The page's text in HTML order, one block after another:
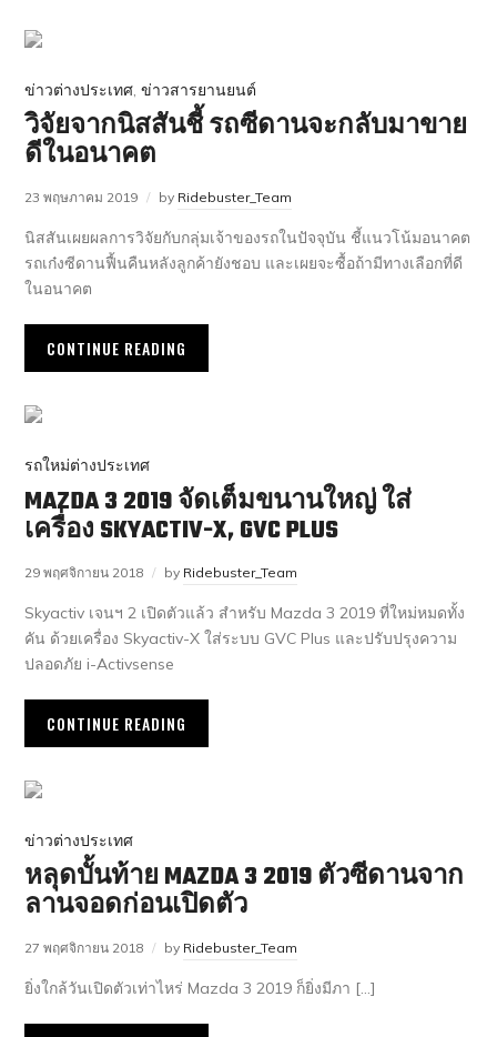
ข่าวต่างประเทศ,ข่าวสารยานยนต์
วิจัยจากนิสสันชี้ รถซีดานจะกลับมาขาย
ดีในอนาคต
23 พฤษภาคม 2019 by Ridebuster_Team
นิสสันเผยผลการวิจัยกับกลุ่มเจ้าของรถในปัจจุบัน ชี้แนวโน้มอนาคต
รถเก๋งซีดานฟื้นคืนหลังลูกค้ายังชอบ และเผยจะซื้อถ้ามีทางเลือกที่ดี
ในอนาคต
CONTINUE READING
รถใหม่ต่างประเทศ
MAZDA 3 2019 จัดเต็มขนานใหญ่ ใส่
เครื่อง SKYACTIV-X, GVC PLUS
29 พฤศจิกายน 2018 by Ridebuster_Team
Skyactiv เจนฯ 2 เปิดตัวแล้ว สำหรับ Mazda 3 2019 ที่ใหม่หมดทั้ง
คัน ด้วยเครื่อง Skyactiv-X ใส่ระบบ GVC Plus และปรับปรุงความ
ปลอดภัย i-Activsense
CONTINUE READING
ข่าวต่างประเทศ
หลุดบั้นท้าย MAZDA 3 2019 ตัวซีดานจาก
ลานจอดก่อนเปิดตัว
27 พฤศจิกายน 2018 by Ridebuster_Team
ยิ่งใกล้วันเปิดตัวเท่าไหร่ Mazda 3 2019 ก็ยิ่งมีภา […]